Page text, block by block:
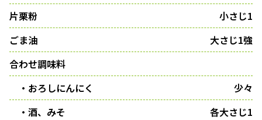
片栗粉
小さじ1
ごま油
大さじ1強
合わせ調味料
・おろしにんにく
少々
・酒、みそ
各大さじ1